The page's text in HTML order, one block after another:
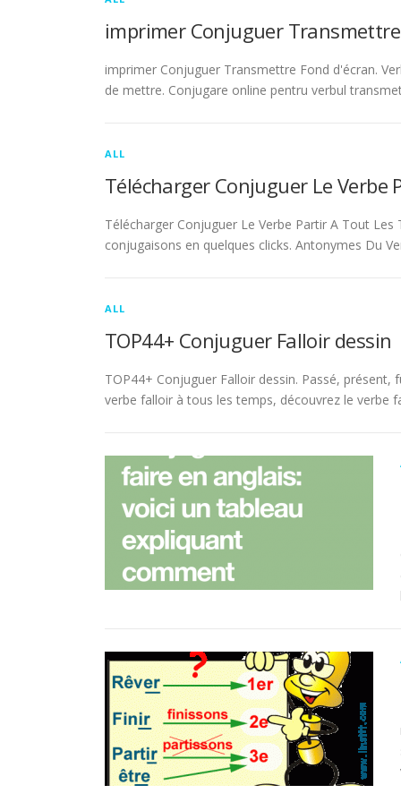
imprimer Conjuguer
imprimer Conjuguer Transmettre Fond d'écran.
de mettre. Conjugare online pentru verbul
ALL
Télécharger Conjuguer Le Verbe
Télécharger Conjuguer Le Verbe Partir A Tout
conjugaisons en quelques clicks. Antonymes Du
ALL
TOP44+ Conjuguer Falloir dessin
TOP44+ Conjuguer Falloir dessin. Passé,
verbe falloir à tous les temps, découvrez le verbe